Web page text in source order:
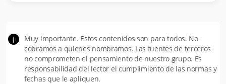
i
Muy importante. Estos contenidos son para todos. No
cobramos a quienes nombramos. Las fuentes de terceros
no comprometen el pensamiento de nuestro grupo. Es
responsabilidad del lector el cumplimiento de las normas y
fechas que le apliquen.